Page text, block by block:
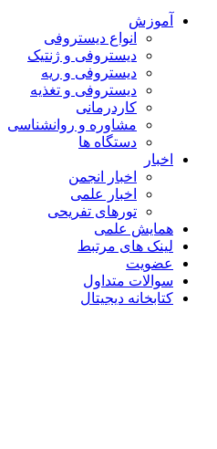
آموزش
انواع دیستروفی
دیستروفی و ژنتیک
دیستروفی و ریه
دیستروفی و تغذیه
کاردرمانی
مشاوره و روانشناسی
دستگاه ها
اخبار
اخبار انجمن
اخبار علمی
تورهای تفریحی
همایش علمی
لینک های مرتبط
عضویت
سوالات متداول
کتابخانه دیجیتال